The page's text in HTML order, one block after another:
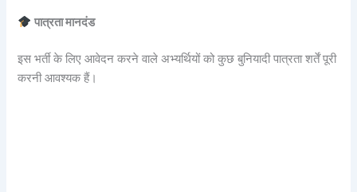
पात्रता मानदंड
इस भर्ती के लिए आवेदन करने वाले अभ्यर्थियों को कुछ बुनियादी पात्रता शर्तें पूरी
करनी आवश्यक हैं।